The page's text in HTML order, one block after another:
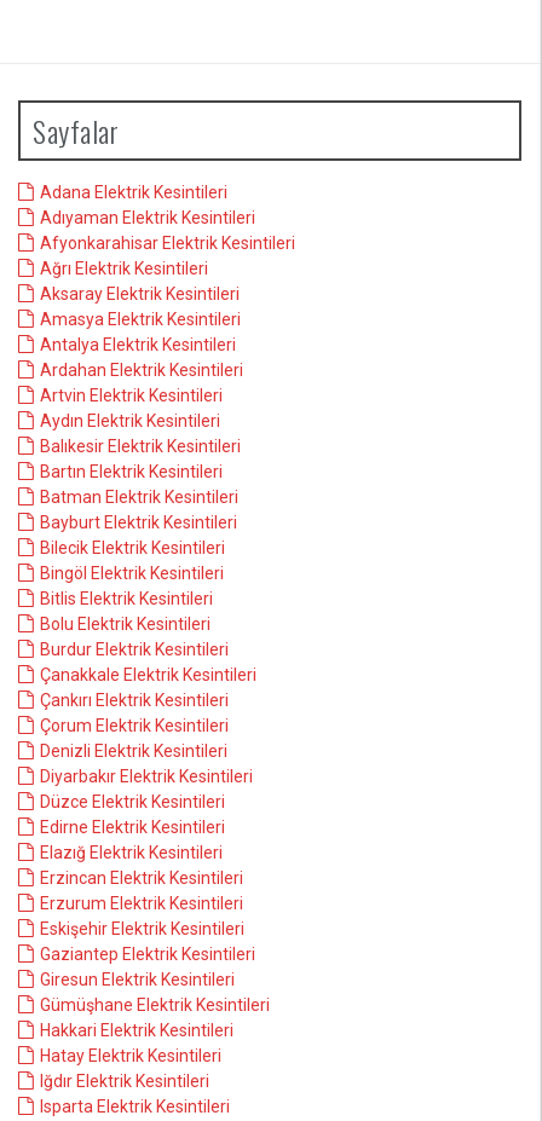
Sayfalar
Adana Elektrik Kesintileri
Adıyaman Elektrik Kesintileri
Afyonkarahisar Elektrik Kesintileri
Ağrı Elektrik Kesintileri
Aksaray Elektrik Kesintileri
Amasya Elektrik Kesintileri
Antalya Elektrik Kesintileri
Ardahan Elektrik Kesintileri
Artvin Elektrik Kesintileri
Aydın Elektrik Kesintileri
Balıkesir Elektrik Kesintileri
Bartın Elektrik Kesintileri
Batman Elektrik Kesintileri
Bayburt Elektrik Kesintileri
Bilecik Elektrik Kesintileri
Bingöl Elektrik Kesintileri
Bitlis Elektrik Kesintileri
Bolu Elektrik Kesintileri
Burdur Elektrik Kesintileri
Çanakkale Elektrik Kesintileri
Çankırı Elektrik Kesintileri
Çorum Elektrik Kesintileri
Denizli Elektrik Kesintileri
Diyarbakır Elektrik Kesintileri
Düzce Elektrik Kesintileri
Edirne Elektrik Kesintileri
Elazığ Elektrik Kesintileri
Erzincan Elektrik Kesintileri
Erzurum Elektrik Kesintileri
Eskişehir Elektrik Kesintileri
Gaziantep Elektrik Kesintileri
Giresun Elektrik Kesintileri
Gümüşhane Elektrik Kesintileri
Hakkari Elektrik Kesintileri
Hatay Elektrik Kesintileri
Iğdır Elektrik Kesintileri
Isparta Elektrik Kesintileri